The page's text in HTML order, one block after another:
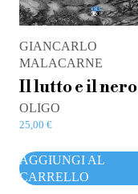
GIANCARLO
MALACARNE
Il lutto e il nero
OLIGO
25,00 €
AGGIUNGI AL
CARRELLO